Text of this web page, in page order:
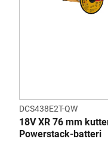
DCS438E2T-QW
18V XR 76 mm
Powerstack-batteri